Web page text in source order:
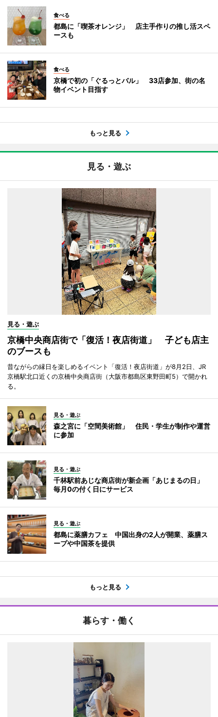
食べる
都島に「喫茶オレンジ」 店主手作りの推し活スペ
ースも
食べる
京橋で初の「ぐるっとバル」 33店参加、街の名
物イベント目指す
もっと見る
見る・遊ぶ
見る・遊ぶ
京橋中央商店街で「復活！夜店街道」 子ども店主
のブースも
昔ながらの縁日を楽しめるイベント「復活！夜店街道」が8月2日、JR
京橋駅北口近くの京橋中央商店街（大阪市都島区東野田町5）で開かれ
る。
見る・遊ぶ
森之宮に「空間美術館」 住民・学生が制作や運営
に参加
見る・遊ぶ
千林駅前あじな商店街が新企画「あじまるの日」
毎月0の付く日にサービス
見る・遊ぶ
都島に薬膳カフェ 中国出身の2人が開業、薬膳ス
ープや中国茶を提供
もっと見る
暮らす・働く